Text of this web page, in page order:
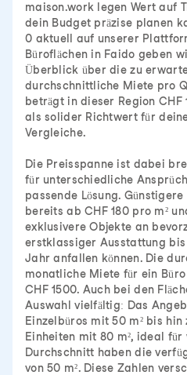
maison.work legen Wert auf
dein Budget präzise planen
0 aktuell auf unserer
Büroflächen in Faido geben
Überblick über die zu
durchschnittliche Miete pro
beträgt in dieser Region
als solider Richtwert für
Vergleiche.
Die Preisspanne ist dabei
für unterschiedliche
passende Lösung.
bereits ab CHF 180 pro m²
exklusivere Objekte an
erstklassiger Ausstattung bis
Jahr anfallen können. Die
monatliche Miete für ein
CHF 1500. Auch bei den
Auswahl vielfältig: Das
Einzelbüros mit 50 m² bis hin
Einheiten mit 80 m², ideal für
Durchschnitt haben die
von 50 m². Diese Zahlen